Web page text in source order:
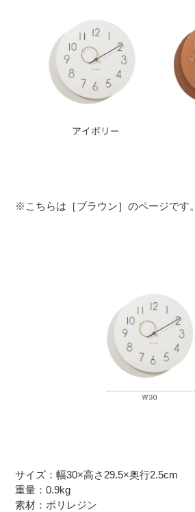
※こちらは［ブラウン］のページです。
サイズ：幅30×高さ29.5×奥行2.5cm
重量：0.9kg
素材：ポリレジン